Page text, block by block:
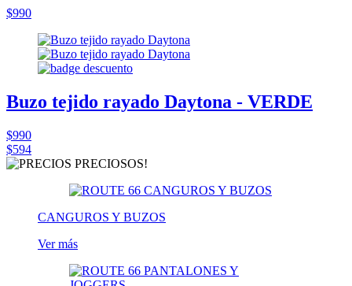
$990
Buzo tejido rayado Daytona - VERDE
$990
$594
CANGUROS Y BUZOS
Ver más